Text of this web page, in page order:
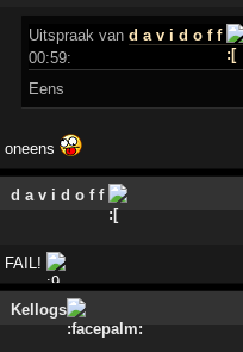
Uitspraak vand a v i d o f f
00:59:
Eens
oneens
d a v i d o f f
FAIL!
Kellogs